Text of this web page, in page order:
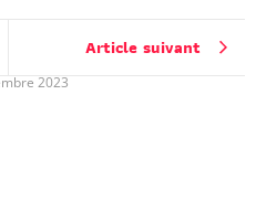
Article suivant
2023